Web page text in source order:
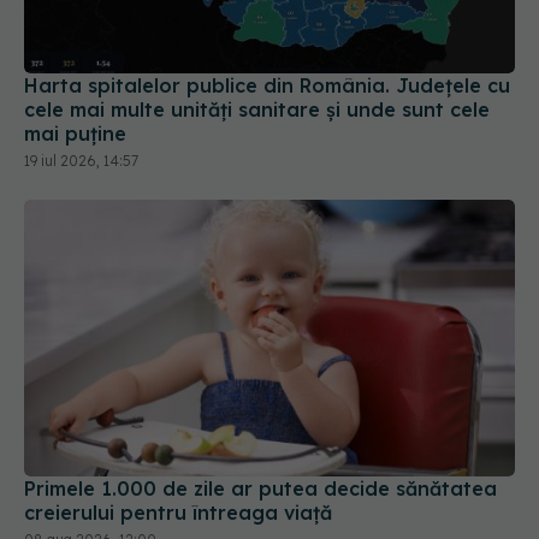
Harta spitalelor publice din România. Județele cu
cele mai multe unități sanitare și unde sunt cele
mai puține
19 iul 2026, 14:57
Primele 1.000 de zile ar putea decide sănătatea
creierului pentru întreaga viață